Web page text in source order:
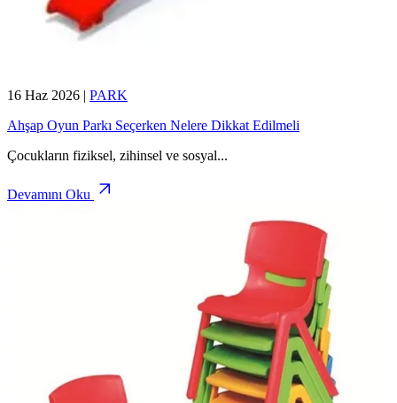
16 Haz 2026 | PARK
Ahşap Oyun Parkı Seçerken Nelere Dikkat Edilmeli
Çocukların fiziksel, zihinsel ve sosyal...
Devamını Oku